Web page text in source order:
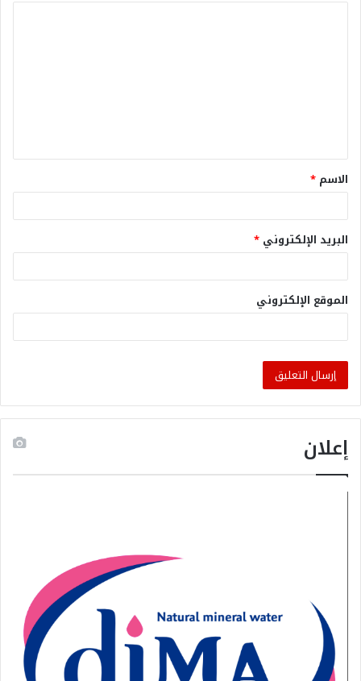
الاسم *
البريد الإلكتروني *
الموقع الإلكتروني
إعلان